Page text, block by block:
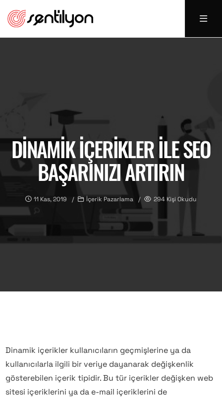
DINAMIK İÇERIKLER ILE SEO
BAŞARINIZI ARTIRIN
11 Kas, 2019 İçerik Pazarlama 294 Kişi Okudu
Dinamik içerikler kullanıcıların geçmişlerine ya da
kullanıcılarla ilgili bir veriye dayanarak değişkenlik
gösterebilen içerik tipidir. Bu tür içerikler değişken web
sitesi içeriklerini ya da e-mail içeriklerini de